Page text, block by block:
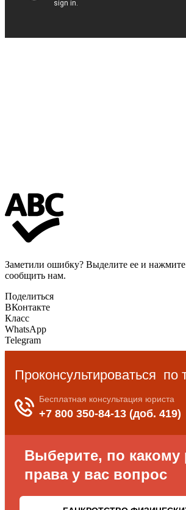
Заметили ошибку? Выделите ее и нажмите
сообщить нам.
Поделиться
ВКонтакте
Класс
WhatsApp
Telegram